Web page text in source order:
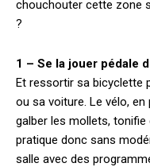
chouchouter cette zone
?
1 – Se la jouer pédale
Et ressortir sa bicyclette
ou sa voiture. Le vélo,
galber les mollets,
pratique donc sans
salle avec des